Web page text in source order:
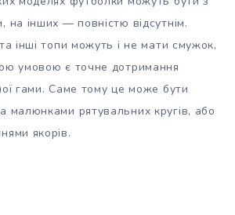
на інших — повністю відсутнім.
інші топи можуть і не мати смужок,
умовою є точне дотримання
гами. Саме тому це може бути
малюнками рятувальних кругів, або
якорів.